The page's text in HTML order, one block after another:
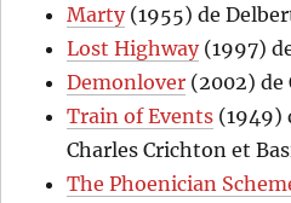
Marty(1955) de
Lost Highway(1997)
Demonlover (2002) de
Train of Events (1949)
Charles Crichton et
The Phoenician